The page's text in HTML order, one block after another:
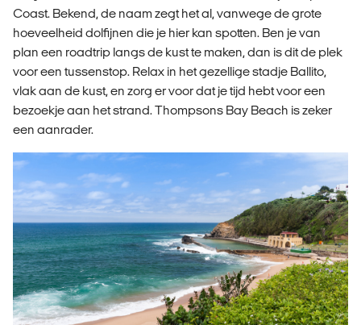
Coast. Bekend, de naam zegt het al, vanwege de grote
hoeveelheid dolfijnen die je hier kan spotten. Ben je van
plan een roadtrip langs de kust te maken, dan is dit de plek
voor een tussenstop. Relax in het gezellige stadje Ballito,
vlak aan de kust, en zorg er voor dat je tijd hebt voor een
bezoekje aan het strand. Thompsons Bay Beach is zeker
een aanrader.